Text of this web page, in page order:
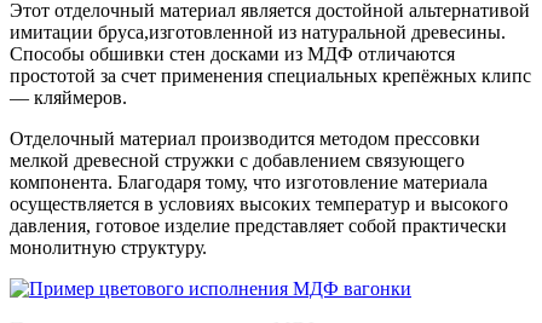
Этот отделочный материал является достойной альтернативой
имитации бруса,изготовленной из натуральной древесины.
Способы обшивки стен досками из МДФ отличаются
простотой за счет применения специальных крепёжных клипс
— кляймеров.
Отделочный материал производится методом прессовки
мелкой древесной стружки с добавлением связующего
компонента. Благодаря тому, что изготовление материала
осуществляется в условиях высоких температур и высокого
давления, готовое изделие представляет собой практически
монолитную структуру.